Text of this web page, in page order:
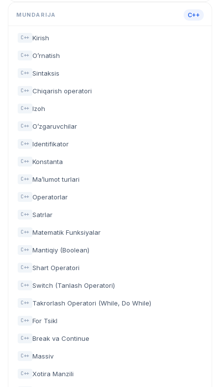
MUNDARIJA C++
C++ Kirish
C++ O’rnatish
C++ Sintaksis
C++ Chiqarish operatori
C++ Izoh
C++ O’zgaruvchilar
C++ Identifikator
C++ Konstanta
C++ Ma’lumot turlari
C++ Operatorlar
C++ Satrlar
C++ Matematik Funksiyalar
C++ Mantiqiy (Boolean)
C++ Shart Operatori
C++ Switch (Tanlash Operatori)
C++ Takrorlash Operatori (While, Do While)
C++ For Tsikl
C++ Break va Continue
C++ Massiv
C++ Xotira Manzili